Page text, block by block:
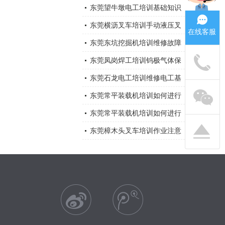
怎样处理？
物及接线应用
东莞望牛墩电工培训基础知识
东莞横沥叉车培训手动液压叉
车安全注意事项
东莞东坑挖掘机培训维修故障
大全
东莞凤岗焊工培训钨极气体保
护电弧焊
东莞石龙电工培训维修电工基
础知识大全总结
东莞常平装载机培训如何进行
装载机维修与保养？
东莞常平装载机培训如何进行
装载机维修与保养？
东莞樟木头叉车培训作业注意
在线客服